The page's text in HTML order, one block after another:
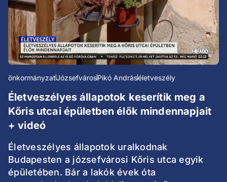
önkormányzatJózsefvárosPikó Andráséletveszély
Életveszélyes állapotok keserítik meg a
Kőris utcai épületben élők mindennapjait
+ videó
Életveszélyes állapotok uralkodnak
Budapesten a józsefvárosi Kőris utca egyik
épületében. Bár a lakók évek óta